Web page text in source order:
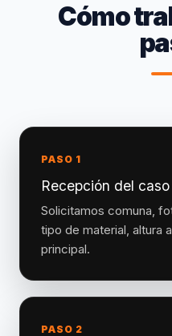
Cómo
PASO 1
Recepción del caso
Solicitamos comuna,
tipo de material, altura
principal.
PASO 2